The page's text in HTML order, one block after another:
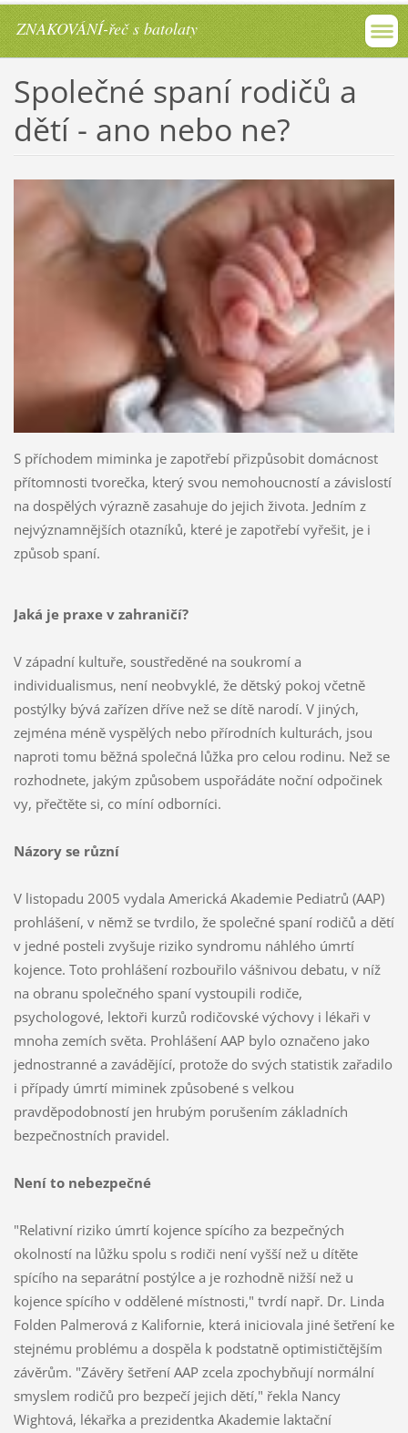
ZNAKOVÁNÍ-řeč s batolaty
Společné spaní rodičů a
dětí - ano nebo ne?
S příchodem miminka je zapotřebí přizpůsobit domácnost
přítomnosti tvorečka, který svou nemohoucností a závislostí
na dospělých výrazně zasahuje do jejich života. Jedním z
nejvýznamnějších otazníků, které je zapotřebí vyřešit, je i
způsob spaní.
Jaká je praxe v zahraničí?
V západní kultuře, soustředěné na soukromí a
individualismus, není neobvyklé, že dětský pokoj včetně
postýlky bývá zařízen dříve než se dítě narodí. V jiných,
zejména méně vyspělých nebo přírodních kulturách, jsou
naproti tomu běžná společná lůžka pro celou rodinu. Než se
rozhodnete, jakým způsobem uspořádáte noční odpočinek
vy, přečtěte si, co míní odborníci.
Názory se různí
V listopadu 2005 vydala Americká Akademie Pediatrů (AAP)
prohlášení, v němž se tvrdilo, že společné spaní rodičů a dětí
v jedné posteli zvyšuje riziko syndromu náhlého úmrtí
kojence. Toto prohlášení rozbouřilo vášnivou debatu, v níž
na obranu společného spaní vystoupili rodiče,
psychologové, lektoři kurzů rodičovské výchovy i lékaři v
mnoha zemích světa. Prohlášení AAP bylo označeno jako
jednostranné a zavádějící, protože do svých statistik zařadilo
i případy úmrtí miminek způsobené s velkou
pravděpodobností jen hrubým porušením základních
bezpečnostních pravidel.
Není to nebezpečné
"Relativní riziko úmrtí kojence spícího za bezpečných
okolností na lůžku spolu s rodiči není vyšší než u dítěte
spícího na separátní postýlce a je rozhodně nižší než u
kojence spícího v oddělené místnosti," tvrdí např. Dr. Linda
Folden Palmerová z Kalifornie, která iniciovala jiné šetření ke
stejnému problému a dospěla k podstatně optimističtějším
závěrům. "Závěry šetření AAP zcela zpochybňují normální
smyslem rodičů pro bezpečí jejich dětí," řekla Nancy
Wightová, lékařka a prezidentka Akademie laktační